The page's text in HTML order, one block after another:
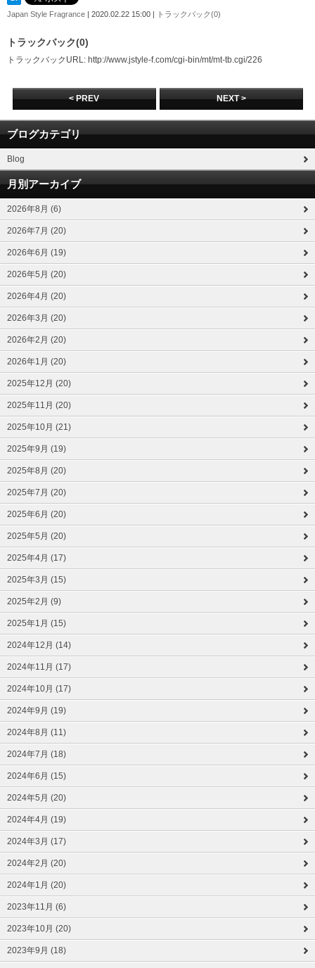
Japan Style Fragrance | 2020.02.22 15:00 | トラックバック(0)
トラックバック(0)
トラックバックURL: http://www.jstyle-f.com/cgi-bin/mt/mt-tb.cgi/226
< PREV NEXT >
ブログカテゴリ
Blog
月別アーカイブ
2026年8月 (6)
2026年7月 (20)
2026年6月 (19)
2026年5月 (20)
2026年4月 (20)
2026年3月 (20)
2026年2月 (20)
2026年1月 (20)
2025年12月 (20)
2025年11月 (20)
2025年10月 (21)
2025年9月 (19)
2025年8月 (20)
2025年7月 (20)
2025年6月 (20)
2025年5月 (20)
2025年4月 (17)
2025年3月 (15)
2025年2月 (9)
2025年1月 (15)
2024年12月 (14)
2024年11月 (17)
2024年10月 (17)
2024年9月 (19)
2024年8月 (11)
2024年7月 (18)
2024年6月 (15)
2024年5月 (20)
2024年4月 (19)
2024年3月 (17)
2024年2月 (20)
2024年1月 (20)
2023年11月 (6)
2023年10月 (20)
2023年9月 (18)